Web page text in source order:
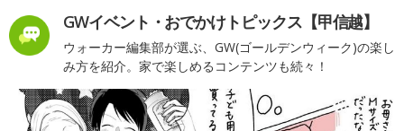
GWイベント・おでかけトピックス【甲信越】
ウォーカー編集部が選ぶ、GW(ゴールデンウィーク)の楽し
み方を紹介。家で楽しめるコンテンツも続々！